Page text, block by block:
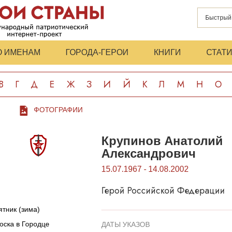
ИМЕНАМ ГОРОДА-ГЕРОИ КНИГИ
Г Д Е Ж З И Й К Л М Н О
ФОТОГРАФИИ
(зима)
в Городце
Крупинов Анатолий
Александрович
15.07.1967 - 14.08.2002
Герой Российской Федерации
ДАТЫ УКАЗОВ